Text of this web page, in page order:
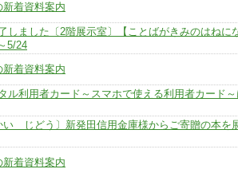
新着資料案内
しました〔2階展示室〕【ことばがきみのはねに
5/24
新着資料案内
ル利用者カード～スマホで使える利用者カード
い じどう〕新発田信用金庫様からご寄贈の本を
新着資料案内